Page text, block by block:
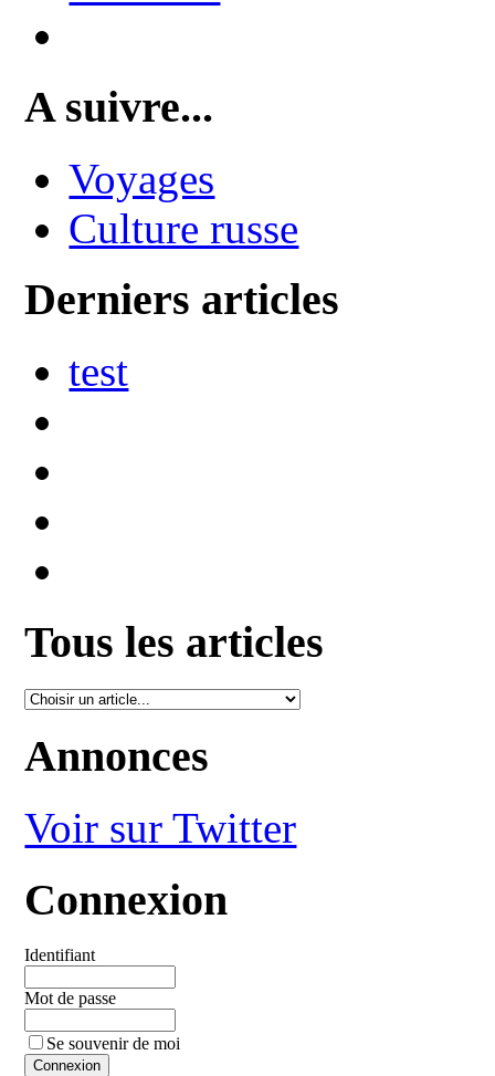
A suivre...
Voyages
Culture russe
Derniers articles
test
Tous les articles
Annonces
Voir sur Twitter
Connexion
Identifiant
Mot de passe
Se souvenir de moi